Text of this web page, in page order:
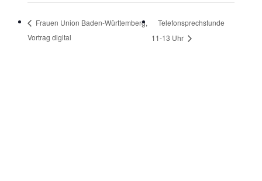
Frauen Union Baden-Württemberg,
Vortrag digital
Telefonsprechstunde
11-13 Uhr